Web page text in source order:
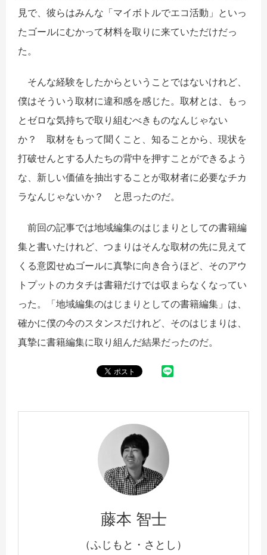
見で、彼らはみんな「マイボトルでエコ活動」といっ
たゴールにむかって材料を取りに来ていただけだっ
た。
そんな経験をしたからということではないけれど、
僕はそういう取材に違和感を感じた。取材とは、もっ
とゼロな気持ちで取り組むべきものなんじゃない
か？ 取材をもって聞くこと、知ることから、現状を
打破せんとする人たちの背中を押すことができるよう
な、新しい価値を抽出することが取材者に必要なチカ
ラなんじゃないか？ と思ったのだ。
前回の記事では地域編集のはじまりとしての書籍編
集と書いたけれど、つまりはそんな取材の先に見えて
くる意図せぬゴールに真摯に向き合うほど、そのアウ
トプットのカタチは書籍だけでは収まらなくなってい
った。「地域編集のはじまりとしての書籍編集」は、
確かに僕の今のスタンスだけれど、そのはじまりは、
真摯に書籍編集に取り組んだ結果だったのだ。
藤本 智士
（ふじもと・さとし）